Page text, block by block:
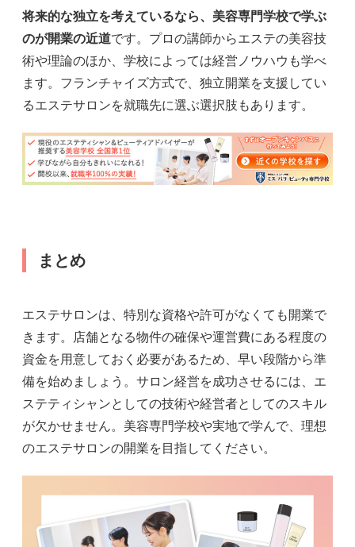
将来的な独立を考えているなら、美容専門学校で学ぶ
のが開業の近道です。プロの講師からエステの美容技
術や理論のほか、学校によっては経営ノウハウも学べ
ます。フランチャイズ方式で、独立開業を支援してい
るエステサロンを就職先に選ぶ選択肢もあります。
まとめ
エステサロンは、特別な資格や許可がなくても開業で
きます。店舗となる物件の確保や運営費にある程度の
資金を用意しておく必要があるため、早い段階から準
備を始めましょう。サロン経営を成功させるには、エ
ステティシャンとしての技術や経営者としてのスキル
が欠かせません。美容専門学校や実地で学んで、理想
のエステサロンの開業を目指してください。